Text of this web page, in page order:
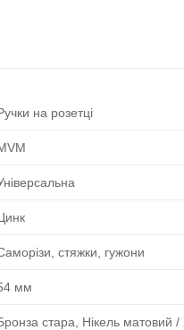
на розетці
стяжки, гужони
мм
стара, Нікель матовий